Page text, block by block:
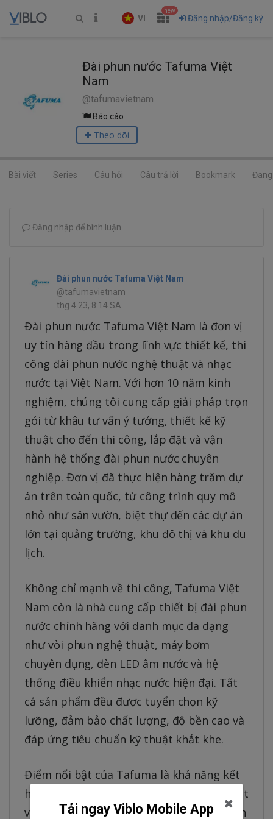
VI
new
Đăng nhập/Đăng ký
Đài phun nước Tafuma Việt
Nam
@tafumavietnam
Báo cáo
Theo dõi
Bài viết Series Câu hỏi Câu trả lời Bookmark
Đăng nhập để bình luận
Đài phun nước Tafuma Việt Nam
@tafumavietnam
thg 4 23, 8:14 SA
Đài phun nước Tafuma Việt Nam là đơn vị
uy tín hàng đầu trong lĩnh vực thiết kế, thi
công đài phun nước nghệ thuật và nhạc
nước tại Việt Nam. Với hơn 10 năm kinh
nghiệm, chúng tôi cung cấp giải pháp trọn
gói từ khâu tư vấn ý tưởng, thiết kế kỹ
thuật cho đến thi công, lắp đặt và vận
hành hệ thống đài phun nước chuyên
nghiệp. Đơn vị đã thực hiện hàng trăm dự
án trên toàn quốc, từ công trình quy mô
nhỏ như sân vườn, biệt thự đến các dự án
lớn tại quảng trường, khu đô thị và khu du
lịch.
Không chỉ mạnh về thi công, Tafuma Việt
Nam còn là nhà cung cấp thiết bị đài phun
nước chính hãng với danh mục đa dạng
như vòi phun nghệ thuật, máy bơm
chuyên dụng, đèn LED âm nước và hệ
thống điều khiển nhạc nước hiện đại. Tất
cả sản phẩm đều được tuyển chọn kỹ
lưỡng, đảm bảo chất lượng, độ bền cao và
đáp ứng tiêu chuẩn kỹ thuật khắt khe.
Điểm nổi bật của Tafuma là khả năng kết
hợp hài hòa giữa yếu tố kỹ thuật, mỹ thuật
và công nghệ, mang đến những công trình
Tải ngay Viblo Mobile App